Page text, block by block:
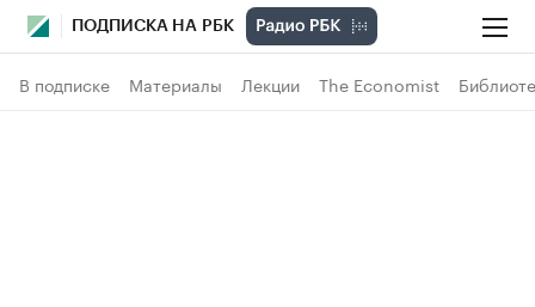
ПОДПИСКА НА РБК
В подписке Материалы Лекции The Economist